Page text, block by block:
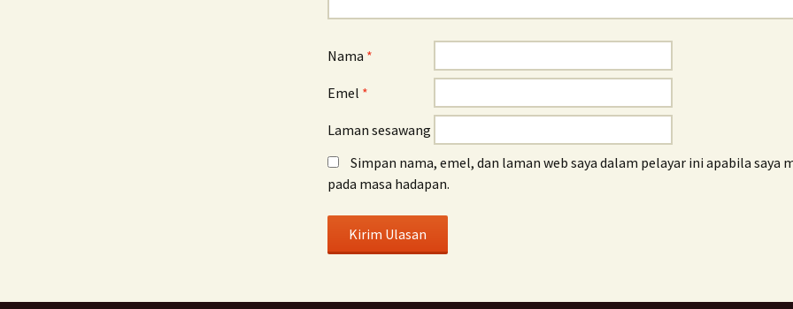
Nama *
Emel *
Laman sesawang
Simpan nama, emel, dan laman web saya dalam pelayar ini apabila saya
pada masa hadapan.